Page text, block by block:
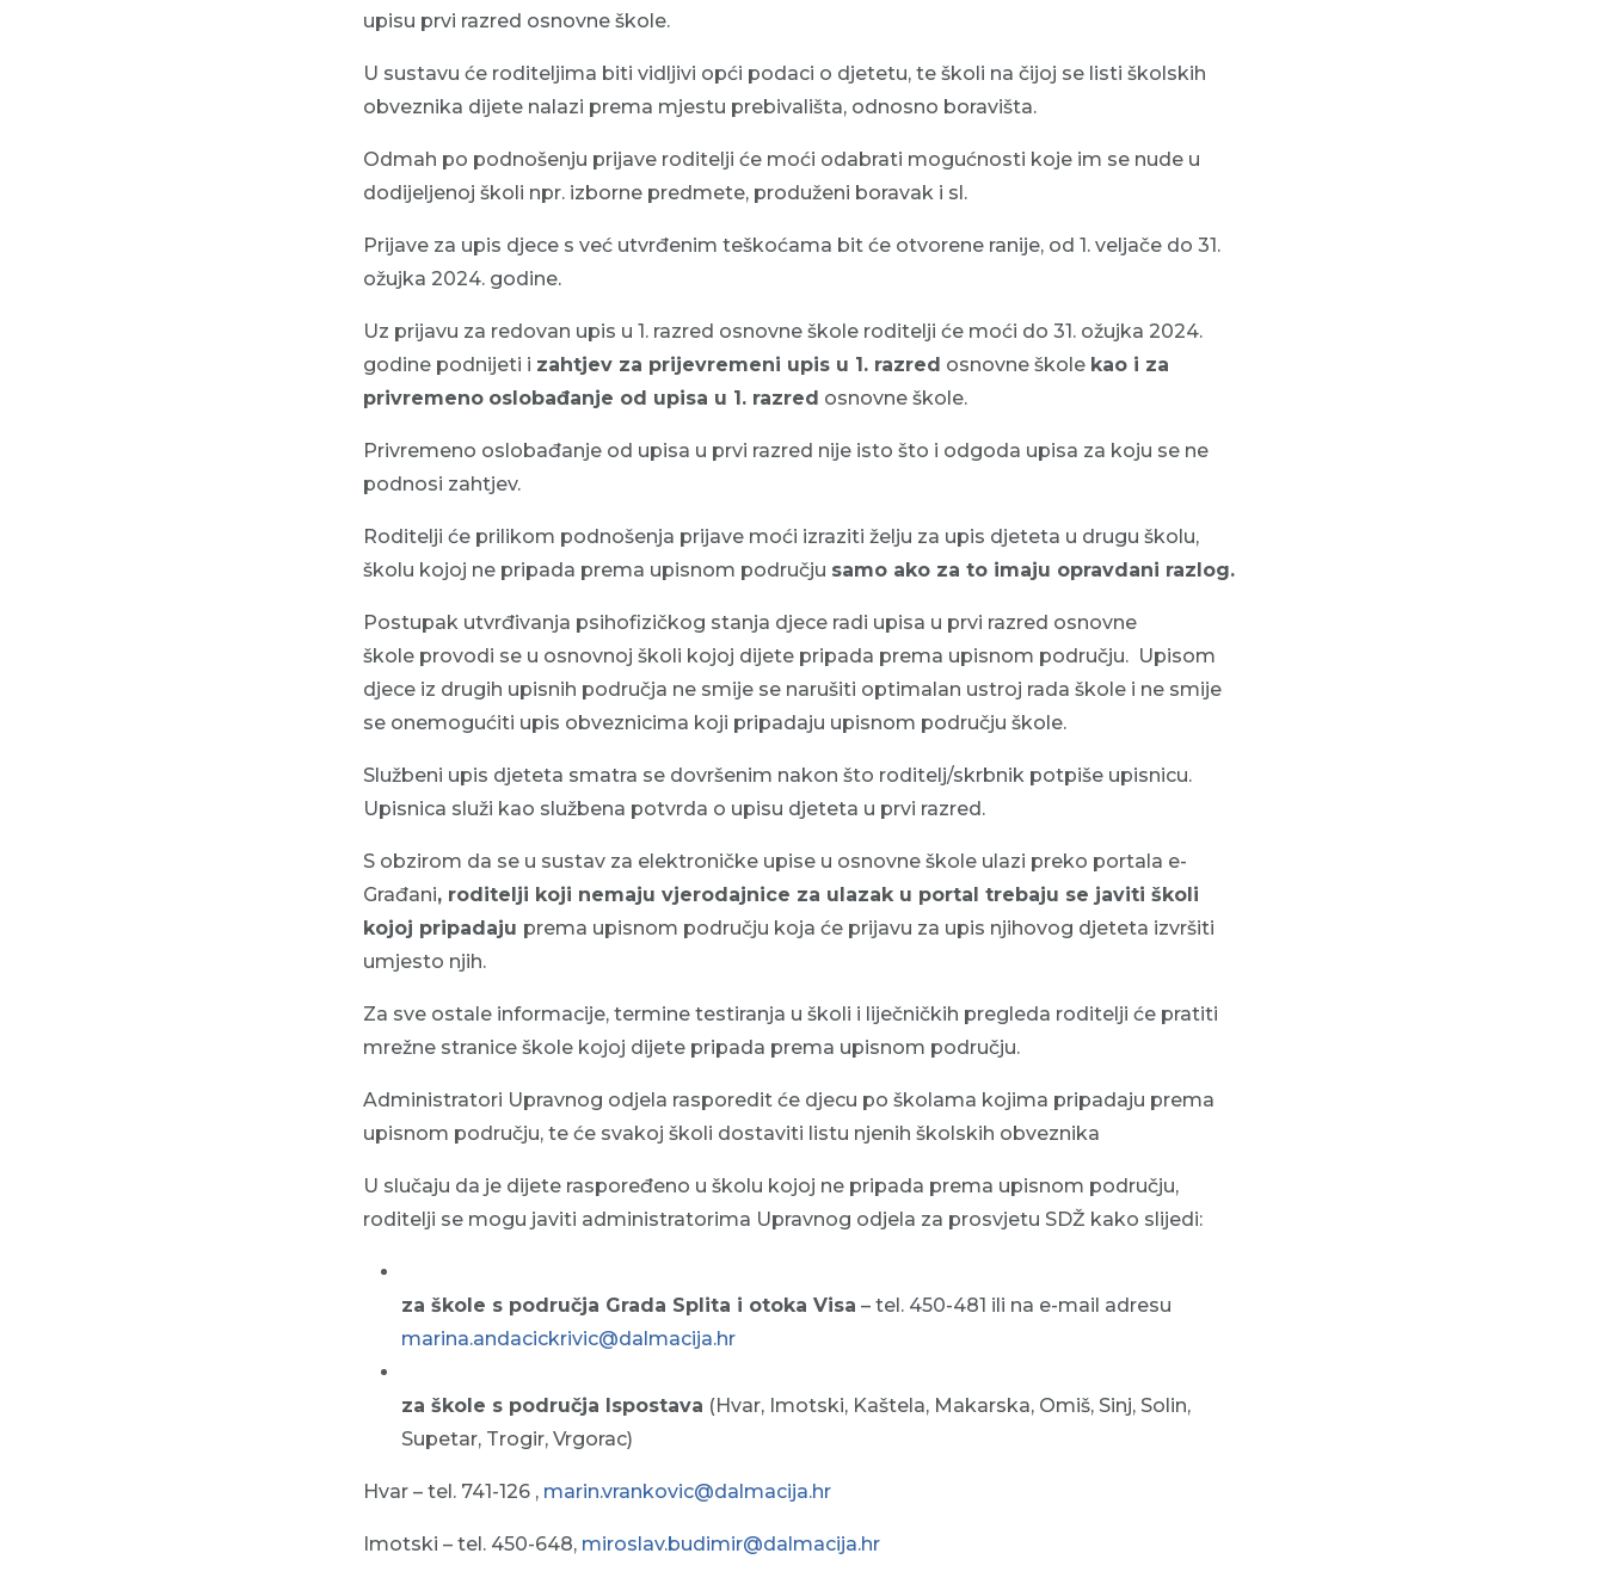
upisu prvi razred osnovne škole.
U sustavu će roditeljima biti vidljivi opći podaci o djetetu, te školi na čijoj se listi školskih
obveznika dijete nalazi prema mjestu prebivališta, odnosno boravišta.
Odmah po podnošenju prijave roditelji će moći odabrati mogućnosti koje im se nude u
dodijeljenoj školi npr. izborne predmete, produženi boravak i sl.
Prijave za upis djece s već utvrđenim teškoćama bit će otvorene ranije, od 1. veljače do 31.
ožujka 2024. godine.
Uz prijavu za redovan upis u 1. razred osnovne škole roditelji će moći do 31. ožujka 2024.
godine podnijeti i zahtjev za prijevremeni upis u 1. razred osnovne škole kao i za
privremeno oslobađanje od upisa u 1. razred osnovne škole.
Privremeno oslobađanje od upisa u prvi razred nije isto što i odgoda upisa za koju se ne
podnosi zahtjev.
Roditelji će prilikom podnošenja prijave moći izraziti želju za upis djeteta u drugu školu,
školu kojoj ne pripada prema upisnom području samo ako za to imaju opravdani razlog.
Postupak utvrđivanja psihofizičkog stanja djece radi upisa u prvi razred osnovne
škole provodi se u osnovnoj školi kojoj dijete pripada prema upisnom području. Upisom
djece iz drugih upisnih područja ne smije se narušiti optimalan ustroj rada škole i ne smije
se onemogućiti upis obveznicima koji pripadaju upisnom području škole.
Službeni upis djeteta smatra se dovršenim nakon što roditelj/skrbnik potpiše upisnicu.
Upisnica služi kao službena potvrda o upisu djeteta u prvi razred.
S obzirom da se u sustav za elektroničke upise u osnovne škole ulazi preko portala e-
Građani, roditelji koji nemaju vjerodajnice za ulazak u portal trebaju se javiti školi
kojoj pripadaju prema upisnom području koja će prijavu za upis njihovog djeteta izvršiti
umjesto njih.
Za sve ostale informacije, termine testiranja u školi i liječničkih pregleda roditelji će pratiti
mrežne stranice škole kojoj dijete pripada prema upisnom području.
Administratori Upravnog odjela rasporedit će djecu po školama kojima pripadaju prema
upisnom području, te će svakoj školi dostaviti listu njenih školskih obveznika
U slučaju da je dijete raspoređeno u školu kojoj ne pripada prema upisnom području,
roditelji se mogu javiti administratorima Upravnog odjela za prosvjetu SDŽ kako slijedi:
za škole s područja Grada Splita i otoka Visa – tel. 450-481 ili na e-mail adresu
marina.andacickrivic@dalmacija.hr
za škole s područja Ispostava (Hvar, Imotski, Kaštela, Makarska, Omiš, Sinj, Solin,
Supetar, Trogir, Vrgorac)
Hvar – tel. 741-126 , marin.vrankovic@dalmacija.hr
Imotski – tel. 450-648, miroslav.budimir@dalmacija.hr